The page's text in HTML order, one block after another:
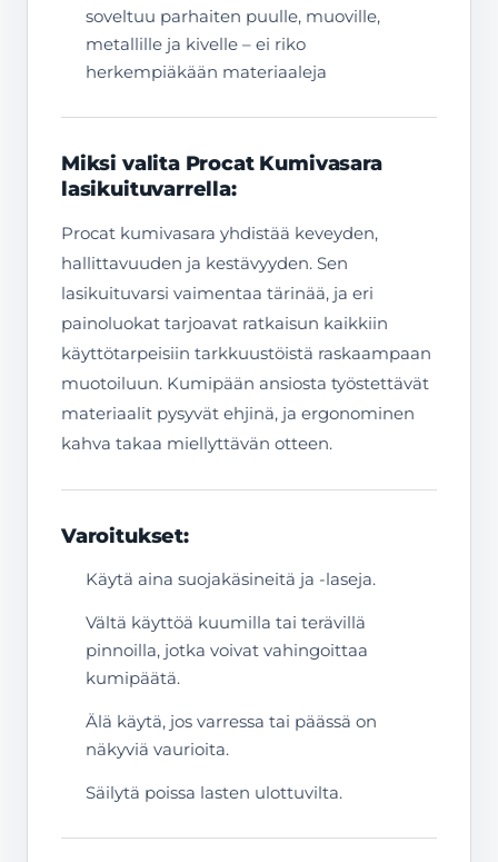
soveltuu parhaiten puulle, muoville,
metallille ja kivelle – ei riko
herkempiäkään materiaaleja
Miksi valita Procat Kumivasara
lasikuituvarrella:
Procat kumivasara yhdistää keveyden,
hallittavuuden ja kestävyyden. Sen
lasikuituvarsi vaimentaa tärinää, ja eri
painoluokat tarjoavat ratkaisun kaikkiin
käyttötarpeisiin tarkkuustöistä raskaampaan
muotoiluun. Kumipään ansiosta työstettävät
materiaalit pysyvät ehjinä, ja ergonominen
kahva takaa miellyttävän otteen.
Varoitukset:
Käytä aina suojakäsineitä ja -laseja.
Vältä käyttöä kuumilla tai terävillä
pinnoilla, jotka voivat vahingoittaa
kumipäätä.
Älä käytä, jos varressa tai päässä on
näkyviä vaurioita.
Säilytä poissa lasten ulottuvilta.